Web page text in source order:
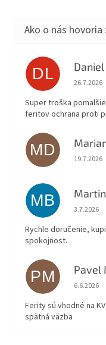
DL
26.7.2026
Super troška
feritov ochrana proti
MD
19.7.2026
MB Martin
3.7.2026
Rychle doručenie,
spokojnost.
PM Pavel
6.6.2026
Ferity sú vhodné na
spätná väzba